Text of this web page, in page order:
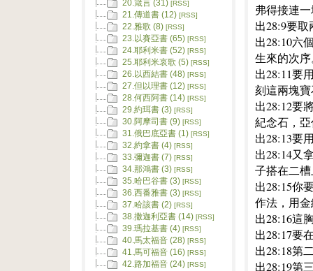
弗得接連
出28:9要
出28:10六
生來的次
出28:11要
刻這兩塊
出28:12要
紀念石，
出28:13要
出28:14又
子搭在二
出28:15你
作法，用
出28:16這
出28:17要
出28:18第
出28:19第
20.箴言 (31) [RSS]
21.傳道書 (12) [RSS]
22.雅歌 (8) [RSS]
23.以賽亞書 (65) [RSS]
24.耶利米書 (52) [RSS]
25.耶利米哀歌 (5) [RSS]
26.以西結書 (48) [RSS]
27.但以理書 (12) [RSS]
28.何西阿書 (14) [RSS]
29.約珥書 (3) [RSS]
30.阿摩司書 (9) [RSS]
31.俄巴底亞書 (1) [RSS]
32.約拿書 (4) [RSS]
33.彌迦書 (7) [RSS]
34.那鴻書 (3) [RSS]
35.哈巴谷書 (3) [RSS]
36.西番雅書 (3) [RSS]
37.哈該書 (2) [RSS]
38.撒迦利亞書 (14) [RSS]
39.瑪拉基書 (4) [RSS]
40.馬太福音 (28) [RSS]
41.馬可福音 (16) [RSS]
42.路加福音 (24) [RSS]